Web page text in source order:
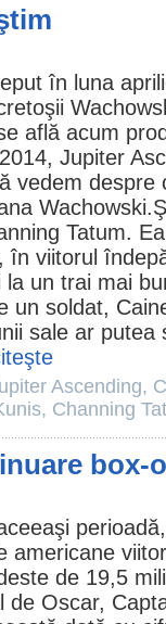
în luna
află acum
Jupiter
vedem
Wachowski
Tatum.
în viitorul
un trai mai
un soldat,
sale ar putea
Ascending,
, Channing
box-
americane
de 19,5
de Oscar,